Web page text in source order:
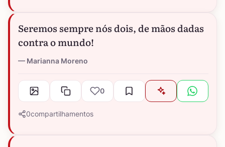
Seremos sempre nós dois, de mãos dadas
contra o mundo!
Marianna Moreno
0
0compartilhamentos